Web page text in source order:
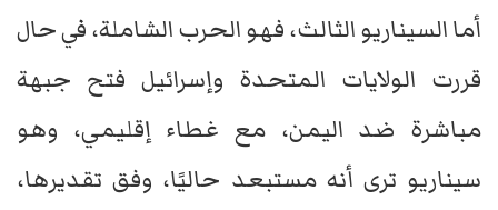
أما السيناريو الثالث، فهو الحرب الشاملة، في حال
قررت الولايات المتحدة وإسرائيل فتح جبهة
مباشرة ضد اليمن، مع غطاء إقليمي، وهو
سيناريو ترى أنه مستبعد حاليًا، وفق تقديرها،